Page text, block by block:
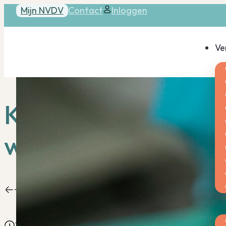
Mijn NVDV Contact Inloggen
Kun je niet
website?
Terug